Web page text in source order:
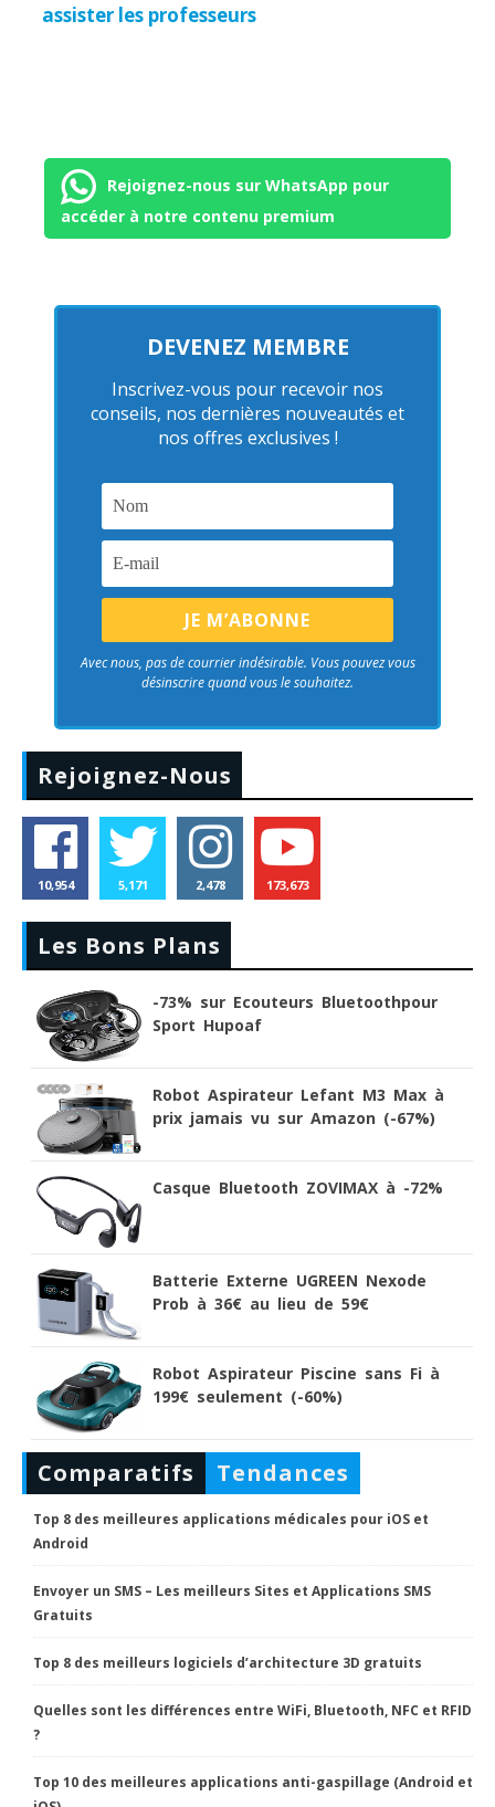
assister les professeurs
Rejoignez-nous sur WhatsApp pour
accéder à notre contenu premium
DEVENEZ MEMBRE
Inscrivez-vous pour recevoir nos
conseils, nos dernières nouveautés et
nos offres exclusives !
Avec nous, pas de courrier indésirable. Vous pouvez vous
désinscrire quand vous le souhaitez.
Rejoignez-Nous
10,954 5,171 2,478 173,673
Les Bons Plans
-73% sur Ecouteurs Bluetoothpour
Sport Hupoaf
Robot Aspirateur Lefant M3 Max à
prix jamais vu sur Amazon (-67%)
Casque Bluetooth ZOVIMAX à -72%
Batterie Externe UGREEN Nexode
Prob à 36€ au lieu de 59€
Robot Aspirateur Piscine sans Fi à
199€ seulement (-60%)
Comparatifs Tendances
Top 8 des meilleures applications médicales pour iOS et
Android
Envoyer un SMS – Les meilleurs Sites et Applications SMS
Gratuits
Top 8 des meilleurs logiciels d’architecture 3D gratuits
Quelles sont les différences entre WiFi, Bluetooth, NFC et RFID
?
Top 10 des meilleures applications anti-gaspillage (Android et